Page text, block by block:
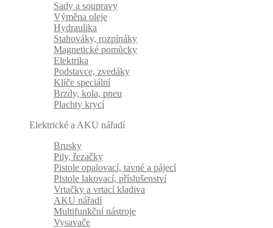
Sady a soupravy
Výměna oleje
Hydraulika
Stahováky, rozpínáky
Magnetické pomůcky
Elektrika
Podstavce, zvedáky
Klíče speciální
Brzdy, kola, pneu
Plachty krycí
Elektrické a AKU nářadí
Brusky
Pily, řezačky
Pistole opalovací, tavné a pájecí
Pistole lakovací, příslušenství
Vrtačky a vrtací kladiva
AKU nářadí
Multifunkční nástroje
Vysavače